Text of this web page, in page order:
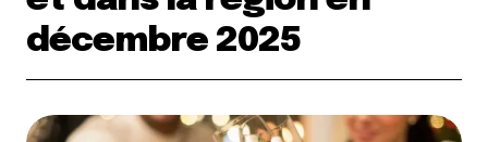
décembre 2025